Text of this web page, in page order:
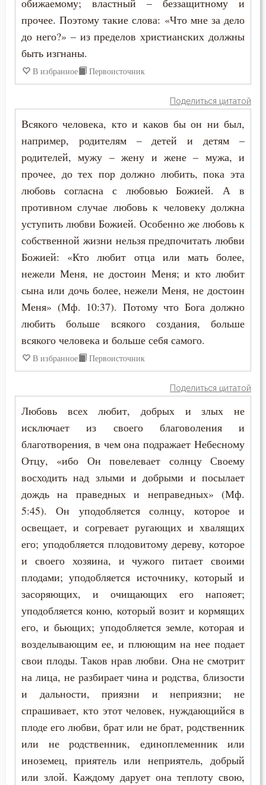
обижаемому; властный – беззащитному и
прочее. Поэтому такие слова: «Что мне за дело
до него?» – из пределов христианских должны
быть изгнаны.
В избранное Первоисточник
Поделиться цитатой
Всякого человека, кто и каков бы он ни был,
например, родителям – детей и детям –
родителей, мужу – жену и жене – мужа, и
прочее, до тех пор должно любить, пока эта
любовь согласна с любовью Божией. А в
противном случае любовь к человеку должна
уступить любви Божией. Особенно же любовь к
собственной жизни нельзя предпочитать любви
Божией: «Кто любит отца или мать более,
нежели Меня, не достоин Меня; и кто любит
сына или дочь более, нежели Меня, не достоин
Меня» (Мф. 10:37). Потому что Бога должно
любить больше всякого создания, больше
всякого человека и больше себя самого.
В избранное Первоисточник
Поделиться цитатой
Любовь всех любит, добрых и злых не
исключает из своего благоволения и
благотворения, в чем она подражает Небесному
Отцу, «ибо Он повелевает солнцу Своему
восходить над злыми и добрыми и посылает
дождь на праведных и неправедных» (Мф.
5:45). Он уподобляется солнцу, которое и
освещает, и согревает ругающих и хвалящих
его; уподобляется плодовитому дереву, которое
и своего хозяина, и чужого питает своими
плодами; уподобляется источнику, который и
засоряющих, и очищающих его напояет;
уподобляется коню, который возит и кормящих
его, и бьющих; уподобляется земле, которая и
возделывающим ее, и плюющим на нее подает
свои плоды. Таков нрав любви. Она не смотрит
на лица, не разбирает чина и родства, близости
и дальности, приязни и неприязни; не
спрашивает, кто этот человек, нуждающийся в
плоде его любви, брат или не брат, родственник
или не родственник, единоплеменник или
иноземец, приятель или неприятель, добрый
или злой. Каждому дарует она теплоту свою,